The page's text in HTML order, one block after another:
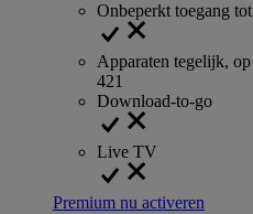
Onbeperkt toegang
Apparaten tegelijk,
421
Download-to-go
Live TV
Premium nu activeren